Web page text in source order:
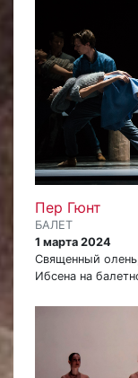
Пер Гюнт
БАЛЕТ
1 марта 2024
Священный
Ибсена на